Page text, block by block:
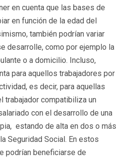
en cuenta que las bases de
en función de la edad del
también podrían variar
desarrolle, como por ejemplo la
o a domicilio. Incluso,
para aquellos trabajadores por
es decir, para aquellas
trabajador compatibiliza un
con el desarrollo de una
estando de alta en dos o más
Seguridad Social. En estos
podrían beneficiarse de